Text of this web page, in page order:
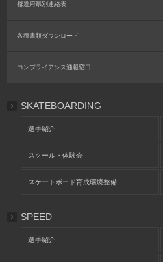
都道府県別連絡表
各種書類ダウンロード
コンプライアンス通報窓口
SKATEBOARDING
選手紹介
スクール・体験会
スケートボード育成環境整備
SPEED
選手紹介